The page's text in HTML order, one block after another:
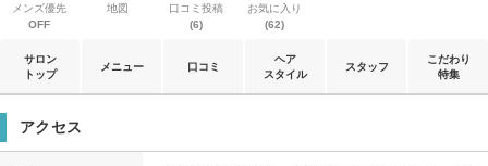
メンズ優先
OFF
地図
口コミ投稿
(6)
お気に入り
(62)
サロン
トップ
メニュー 口コミ
ヘア
スタイル
スタッフ
こだわり
特集
アクセス